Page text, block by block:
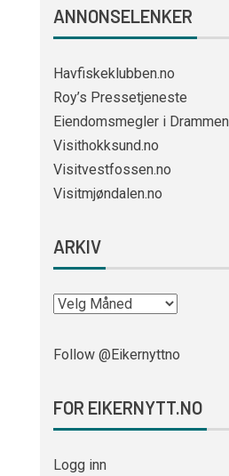
ANNONSELENKER
Havfiskeklubben.no
Roy’s Pressetjeneste
Eiendomsmegler i Drammen
Visithokksund.no
Visitvestfossen.no
Visitmjøndalen.no
ARKIV
Follow @Eikernyttno
FOR EIKERNYTT.NO
Logg inn